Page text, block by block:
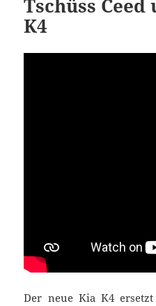
Tschüss
K4
Der neue Kia K4